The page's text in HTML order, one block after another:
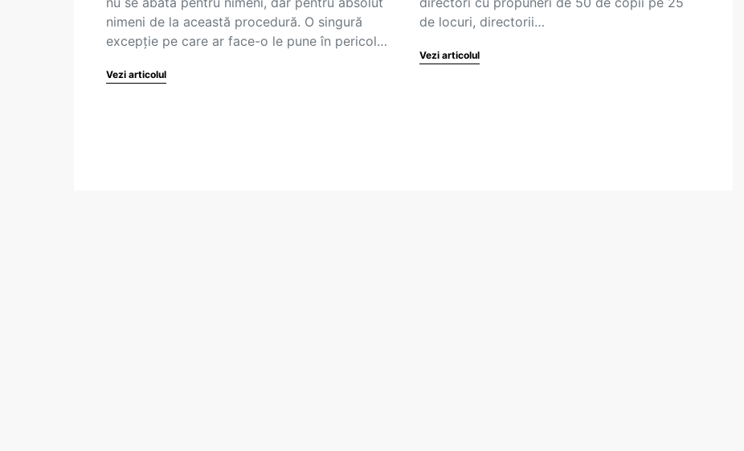
nimeni de la această procedură. O singură
excepție pe care ar face-o le pune în pericol…
Vezi articolul
de locuri, directorii…
Vezi articolul